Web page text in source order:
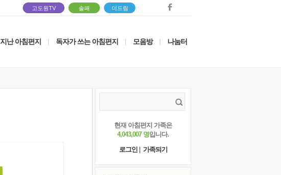
고도원TV 솔패 더드림
지난 아침편지 독자가 쓰는 아침편지 모음방 나눔터
현재 아침편지 가족은
4,043,007 명입니다.
로그인
가족되기